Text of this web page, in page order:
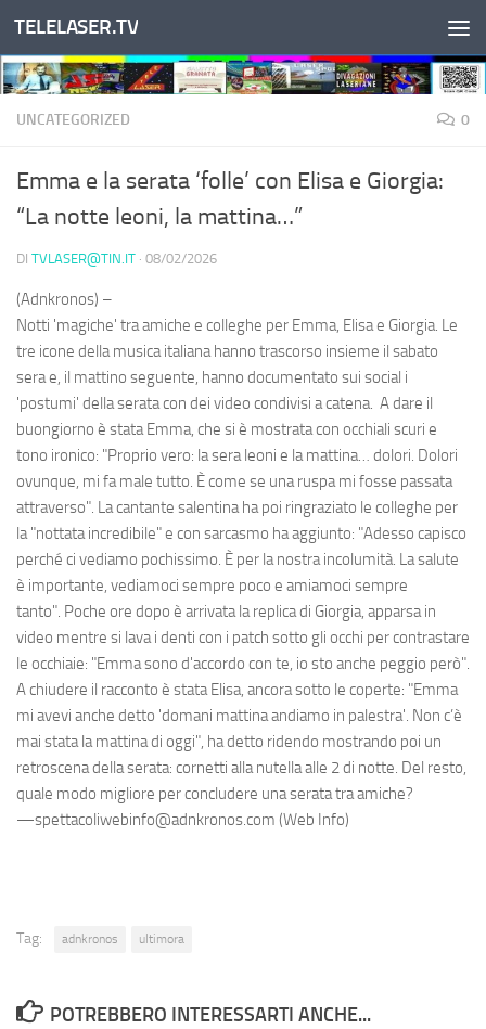
Salta al contenuto
TELELASER.TV
UNCATEGORIZED 0
Emma e la serata ‘folle’ con Elisa e Giorgia:
“La notte leoni, la mattina…”
DI TVLASER@TIN.IT · 08/02/2026
(Adnkronos) –
Notti 'magiche' tra amiche e colleghe per Emma, Elisa e Giorgia. Le
tre icone della musica italiana hanno trascorso insieme il sabato
sera e, il mattino seguente, hanno documentato sui social i
'postumi' della serata con dei video condivisi a catena. A dare il
buongiorno è stata Emma, che si è mostrata con occhiali scuri e
tono ironico: "Proprio vero: la sera leoni e la mattina… dolori. Dolori
ovunque, mi fa male tutto. È come se una ruspa mi fosse passata
attraverso". La cantante salentina ha poi ringraziato le colleghe per
la "nottata incredibile" e con sarcasmo ha aggiunto: "Adesso capisco
perché ci vediamo pochissimo. È per la nostra incolumità. La salute
è importante, vediamoci sempre poco e amiamoci sempre
tanto". Poche ore dopo è arrivata la replica di Giorgia, apparsa in
video mentre si lava i denti con i patch sotto gli occhi per contrastare
le occhiaie: "Emma sono d'accordo con te, io sto anche peggio però".
A chiudere il racconto è stata Elisa, ancora sotto le coperte: "Emma
mi avevi anche detto 'domani mattina andiamo in palestra'. Non c’è
mai stata la mattina di oggi", ha detto ridendo mostrando poi un
retroscena della serata: cornetti alla nutella alle 2 di notte. Del resto,
quale modo migliore per concludere una serata tra amiche?
—spettacoliwebinfo@adnkronos.com (Web Info)
Tag: adnkronos ultimora
POTREBBERO INTERESSARTI ANCHE...